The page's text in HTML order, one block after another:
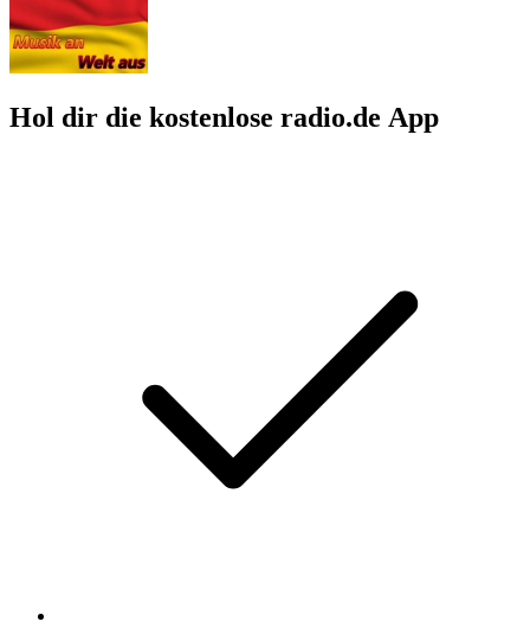
Hol dir die kostenlose radio.de App